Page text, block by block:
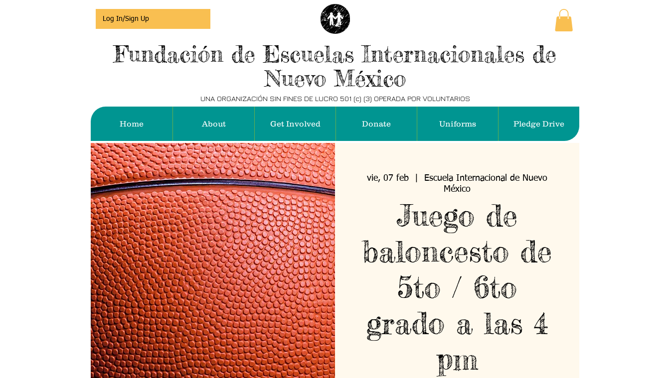
Log In/Sign Up
Fundación de Escuelas Internacionales de
Nuevo México
UNA ORGANIZACIÓN SIN FINES DE LUCRO 501 (c) (3) OPERADA POR VOLUNTARIOS
Home About Get Involved Donate Uniforms Pledge Drive
vie, 07 feb
Escuela Internacional de Nuevo
México
Juego de
baloncesto de
5to / 6to
grado a las 4
pm